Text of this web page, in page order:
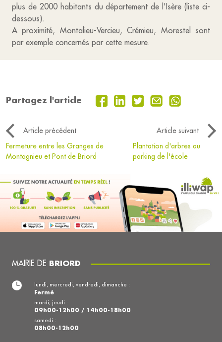
plus de 2000 habitants du département de l'Isère (liste ci-
dessous).
A proximité, Montalieu-Vercieu, Crémieu, Morestel sont
par exemple concernés par cette mesure.
Partagez l'article
Article précédent
Article suivant
Fermeture entre les Granges de
Montagnieu et Pont de Briord
Plantation d'arbres au
parking de l'école
MAIRIE DE BRIORD
lundi, mercredi, vendredi, dimanche :
Fermé
mardi, jeudi :
09h00-12h00 / 14h00-18h00
samedi :
08h00-12h00